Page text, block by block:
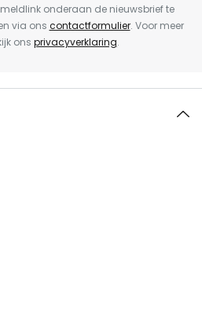
onderaan de nieuwsbrief te
via ons contactformulier. Voor meer
ons privacyverklaring.